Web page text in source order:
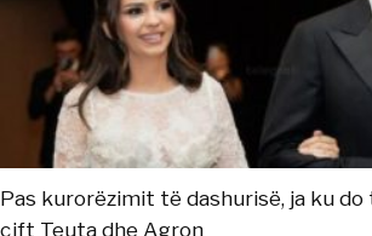
Pas kurorëzimit të dashurisë, ja ku
çift Teuta dhe Agron